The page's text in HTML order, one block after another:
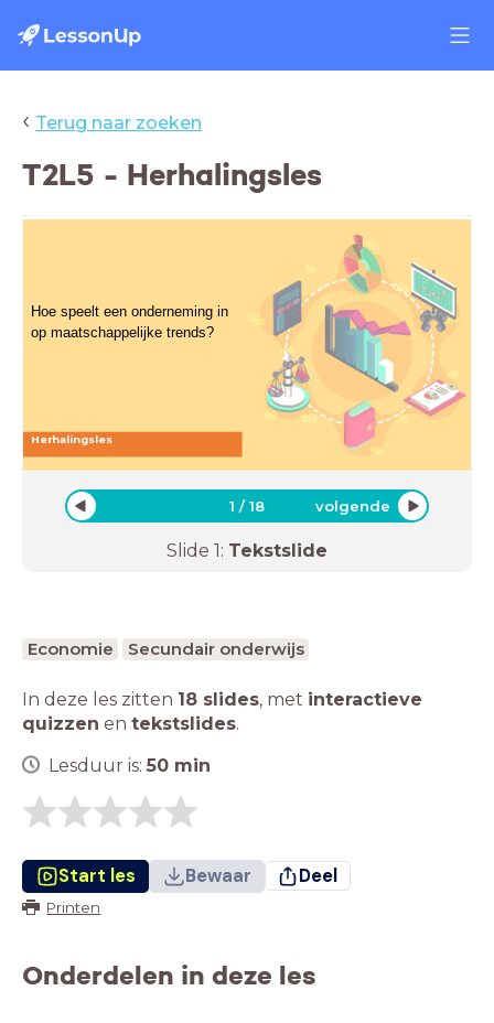
‹ Terug naar zoeken
T2L5 - Herhalingsles
Hoe speelt een onderneming in
op maatschappelijke trends?
Herhalingsles
1 /18 volgende
Slide 1: Tekstslide
Economie Secundair onderwijs
In deze les zitten 18 slides, met interactieve
quizzen en tekstslides.
Lesduur is: 50 min
Start les Bewaar Deel
Printen
Onderdelen in deze les